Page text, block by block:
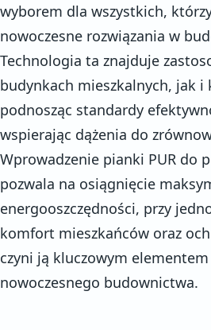
wyborem dla wszystkich,
nowoczesne rozwiązania w
Technologia ta znajduje
budynkach mieszkalnych, jak i
podnosząc standardy
wspierając dążenia do
Wprowadzenie pianki PUR do
pozwala na osiągnięcie
energooszczędności, przy
komfort mieszkańców oraz
czyni ją kluczowym
nowoczesnego budownictwa.